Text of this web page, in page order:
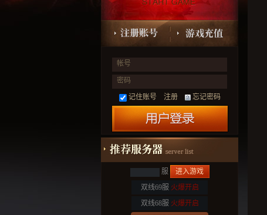
帐号
密码
记住账号 注册 忘记密码
服
进入游戏
双线69服 火爆开启
双线68服 火爆开启